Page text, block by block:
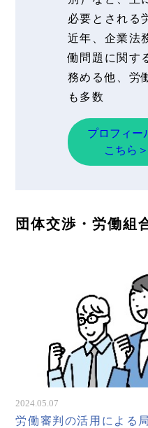
必要とされる
近年、企業法
働問題に関す
務める他、労
も多数
プロフィー
こちら＞
団体交渉・労働組
2024.05.07
労働審判の活用による